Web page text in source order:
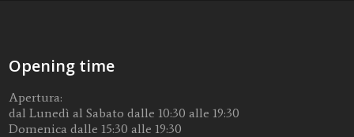
Opening time
Apertura:
dal Lunedì al Sabato dalle 10:30 alle 19:30
Domenica dalle 15:30 alle 19:30